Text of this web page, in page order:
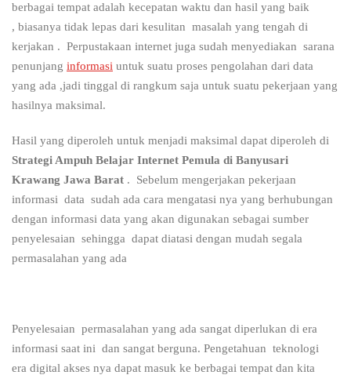
berbagai tempat adalah kecepatan waktu dan hasil yang baik
, biasanya tidak lepas dari kesulitan masalah yang tengah di
kerjakan . Perpustakaan internet juga sudah menyediakan sarana
penunjang informasi untuk suatu proses pengolahan dari data
yang ada ,jadi tinggal di rangkum saja untuk suatu pekerjaan yang
hasilnya maksimal.
Hasil yang diperoleh untuk menjadi maksimal dapat diperoleh di
Strategi Ampuh Belajar Internet Pemula di Banyusari
Krawang Jawa Barat . Sebelum mengerjakan pekerjaan
informasi data sudah ada cara mengatasi nya yang berhubungan
dengan informasi data yang akan digunakan sebagai sumber
penyelesaian sehingga dapat diatasi dengan mudah segala
permasalahan yang ada
Penyelesaian permasalahan yang ada sangat diperlukan di era
informasi saat ini dan sangat berguna. Pengetahuan teknologi
era digital akses nya dapat masuk ke berbagai tempat dan kita